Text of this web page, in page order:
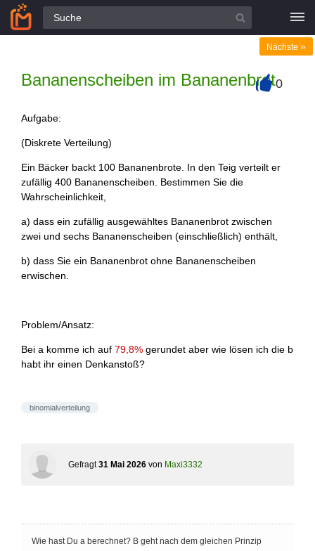
Alle Fragen
Bananenscheiben im Bananenbrot
Nächste »
0
Aufgabe:
(Diskrete Verteilung)
Ein Bäcker backt 100 Bananenbrote. In den Teig verteilt er
zufällig 400 Bananenscheiben. Bestimmen Sie die
Wahrscheinlichkeit,
a) dass ein zufällig ausgewähltes Bananenbrot zwischen
zwei und sechs Bananenscheiben (einschließlich) enthält,
b) dass Sie ein Bananenbrot ohne Bananenscheiben
erwischen.
Problem/Ansatz:
Bei a komme ich auf 79,8% gerundet aber wie lösen ich die b
habt ihr einen Denkanstoß?
binomialverteilung
Gefragt 31 Mai 2026 von Maxi3332
Wie hast Du a berechnet? B geht nach dem gleichen Prinzip